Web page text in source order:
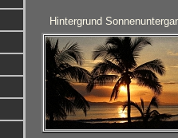
Hintergrund